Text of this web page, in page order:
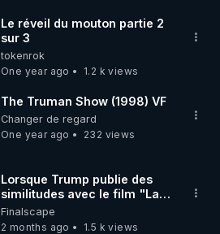
Le réveil du mouton partie 2
sur 3
tokenrok
One year ago
1.2 k views
The Truman Show (1998) VF
Changer de regard
One year ago
232 views
Lorsque Trump publie des
similitudes avec le film "La
machine à explorer le
temps"
Finalscape
2 months ago
1.5 k views